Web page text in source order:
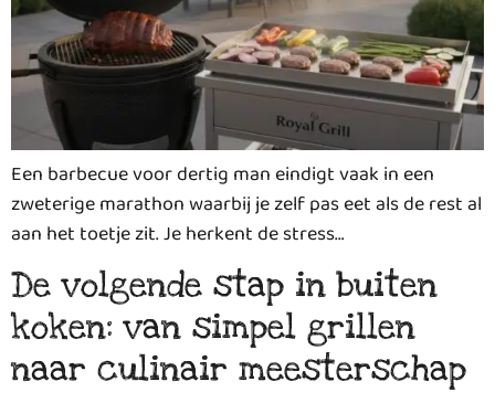
Een barbecue voor dertig man eindigt vaak in een
zweterige marathon waarbij je zelf pas eet als de rest al
aan het toetje zit. Je herkent de stress…
De volgende stap in buiten
koken: van simpel grillen
naar culinair meesterschap